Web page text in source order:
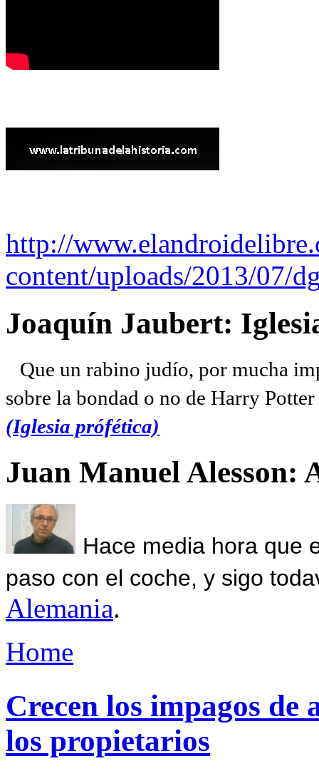
http://
content/uploads/2013/07/
Joaquín Jaubert:
Que un rabino judío, por mucha
sobre la bondad o no de Harry
(Iglesia prófética)
Juan Manuel Alesson:
Hace media hora que
paso con el coche, y sigo
Alemania.
Home
Crecen los impagos de
los propietarios